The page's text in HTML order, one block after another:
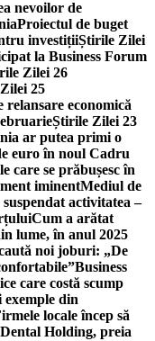
nevoilor de
Proiectul de buget
investițiiȘtirile Zilei
la Business Forum
Zilei 26
25
economică
Știrile Zilei 23
ar putea primi o
euro în noul Cadru
care se prăbușesc în
iminentMediul de
activitatea –
Cum a arătat
lume, în anul 2025
noi joburi: „De
Business
care costă scump
din
locale încep să
Holding, preia